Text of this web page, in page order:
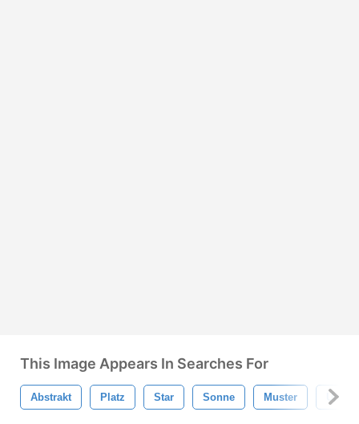
This Image Appears In Searches For
Abstrakt Platz Star Sonne Muster